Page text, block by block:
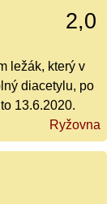
2,0
ležák, který v
diacetylu, po
13.6.2020.
Ryžovna